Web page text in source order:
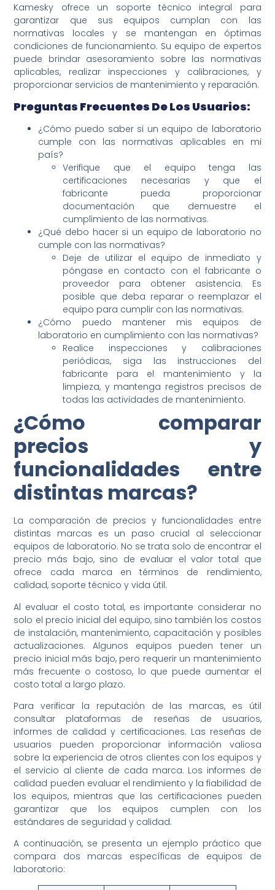
Kamesky ofrece un soporte técnico integral para
garantizar que sus equipos cumplan con las
normativas locales y se mantengan en óptimas
condiciones de funcionamiento. Su equipo de expertos
puede brindar asesoramiento sobre las normativas
aplicables, realizar inspecciones y calibraciones, y
proporcionar servicios de mantenimiento y reparación.
Preguntas Frecuentes De Los Usuarios:
¿Cómo puedo saber si un equipo de laboratorio
cumple con las normativas aplicables en mi
país?
Verifique que el equipo tenga las
certificaciones necesarias y que el
fabricante pueda proporcionar
documentación que demuestre el
cumplimiento de las normativas.
¿Qué debo hacer si un equipo de laboratorio no
cumple con las normativas?
Deje de utilizar el equipo de inmediato y
póngase en contacto con el fabricante o
proveedor para obtener asistencia. Es
posible que deba reparar o reemplazar el
equipo para cumplir con las normativas.
¿Cómo puedo mantener mis equipos de
laboratorio en cumplimiento con las normativas?
Realice inspecciones y calibraciones
periódicas, siga las instrucciones del
fabricante para el mantenimiento y la
limpieza, y mantenga registros precisos de
todas las actividades de mantenimiento.
¿Cómo comparar
precios y
funcionalidades entre
distintas marcas?
La comparación de precios y funcionalidades entre
distintas marcas es un paso crucial al seleccionar
equipos de laboratorio. No se trata solo de encontrar el
precio más bajo, sino de evaluar el valor total que
ofrece cada marca en términos de rendimiento,
calidad, soporte técnico y vida útil.
Al evaluar el costo total, es importante considerar no
solo el precio inicial del equipo, sino también los costos
de instalación, mantenimiento, capacitación y posibles
actualizaciones. Algunos equipos pueden tener un
precio inicial más bajo, pero requerir un mantenimiento
más frecuente o costoso, lo que puede aumentar el
costo total a largo plazo.
Para verificar la reputación de las marcas, es útil
consultar plataformas de reseñas de usuarios,
informes de calidad y certificaciones. Las reseñas de
usuarios pueden proporcionar información valiosa
sobre la experiencia de otros clientes con los equipos y
el servicio al cliente de cada marca. Los informes de
calidad pueden evaluar el rendimiento y la fiabilidad de
los equipos, mientras que las certificaciones pueden
garantizar que los equipos cumplen con los
estándares de seguridad y calidad.
A continuación, se presenta un ejemplo práctico que
compara dos marcas específicas de equipos de
laboratorio: